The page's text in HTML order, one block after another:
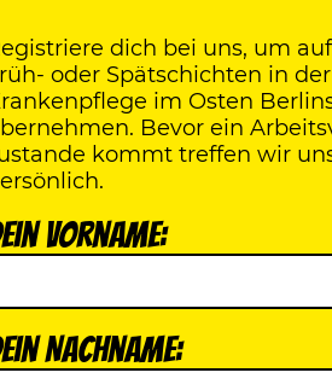
dich bei uns, um
oder Spätschichten in
im Osten
Bevor ein
kommt treffen wir
Vorname:
Nachname: